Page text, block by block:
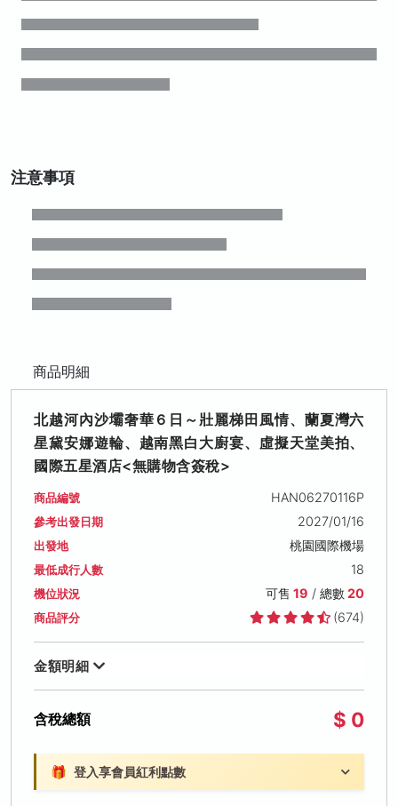
注意事項
商品明細
北越河內沙壩奢華６日～壯麗梯田風情、蘭夏灣六
星黛安娜遊輪、越南黑白大廚宴、虛擬天堂美拍、
國際五星酒店<無購物含簽稅>
商品編號 HAN06270116P
參考出發日期 2027/01/16
出發地 桃園國際機場
最低成行人數 18
機位狀況 可售 19 / 總數20
商品評分 (674)
金額明細
含稅總額 $ 0
🎁 登入享會員紅利點數